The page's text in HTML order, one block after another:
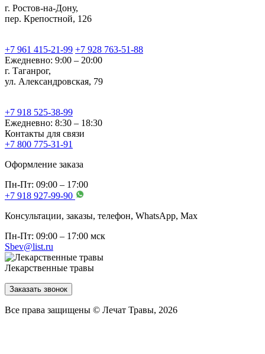
г. Ростов-на-Дону,
пер. Крепостной, 126
+7 961 415-21-99 +7 928 763-51-88
Ежедневно: 9:00 – 20:00
г. Таганрог,
ул. Александровская, 79
+7 918 525-38-99
Ежедневно: 8:30 – 18:30
Контакты для связи
+7 800 775-31-91
Оформление заказа
Пн-Пт: 09:00 – 17:00
+7 918 927-99-90
Консультации, заказы, телефон, WhatsApp, Мах
Пн-Пт: 09:00 – 17:00 мск
Sbev@list.ru
Лекарственные травы
Заказать звонок
Все права защищены © Лечат Травы, 2026